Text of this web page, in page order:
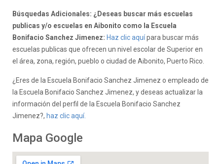
Búsquedas Adicionales: ¿Deseas buscar más escuelas
publicas y/o escuelas en Aibonito como la Escuela
Bonifacio Sanchez Jimenez: Haz clic aquípara buscar más
escuelas publicas que ofrecen un nivel escolar de Superior en
el área, zona, región, pueblo o ciudad de Aibonito, Puerto Rico.
¿Eres de la Escuela Bonifacio Sanchez Jimenez o empleado de
la Escuela Bonifacio Sanchez Jimenez, y deseas actualizar la
información del perfil de la Escuela Bonifacio Sanchez
Jimenez?, haz clic aquí.
Mapa Google